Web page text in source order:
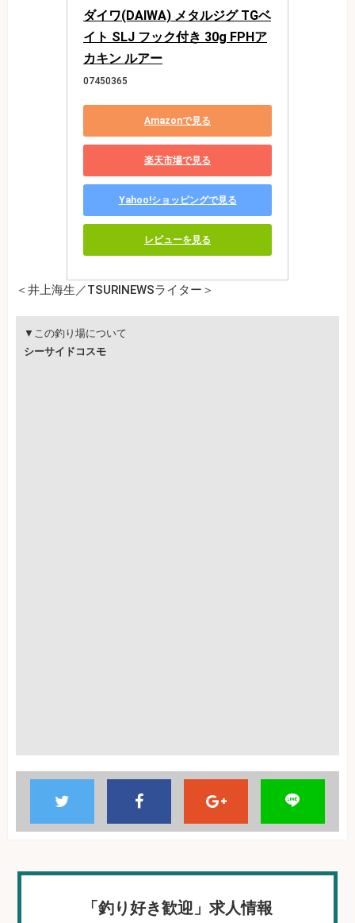
ダイワ(DAIWA) メタルジグ TGベ
イト SLJ フック付き 30g FPHア
カキン ルアー
07450365
Amazonで見る
楽天市場で見る
Yahoo!ショッピングで見る
レビューを見る
＜井上海生／TSURINEWSライター＞
▼この釣り場について
シーサイドコスモ
「釣り好き歓迎」求人情報